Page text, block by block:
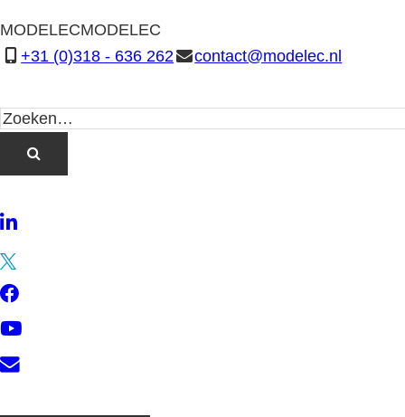
MODELECMODELEC
+31 (0)318 - 636 262
contact@modelec.nl
LinkedIn
YouTube
Contact